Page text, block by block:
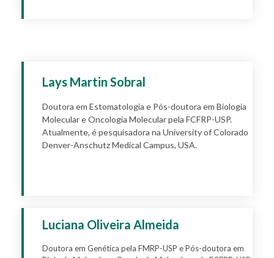
Lays Martin Sobral
Doutora em Estomatologia e Pós-doutora em Biologia
Molecular e Oncologia Molecular pela FCFRP-USP.
Atualmente, é pesquisadora na University of Colorado
Denver-Anschutz Medical Campus, USA.
Luciana Oliveira Almeida
Doutora em Genética pela FMRP-USP e Pós-doutora em